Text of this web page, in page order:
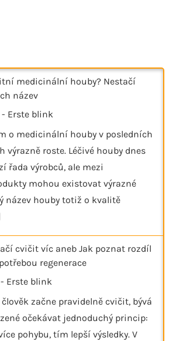
medicinální houby? Nestačí
název
- Erste blink
o medicinální houby v posledních
výrazně roste. Léčivé houby dnes
řada výrobců, ale mezi
mohou existovat výrazné
název houby totiž o kvalitě
cvičit víc aneb Jak poznat rozdíl
regenerace
- Erste blink
člověk začne pravidelně cvičit, bývá
očekávat jednoduchý princip:
pohybu, tím lepší výsledky. V